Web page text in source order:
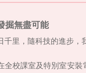
掘無盡可能
千里，隨科技的進步，
全校課室及特別室安